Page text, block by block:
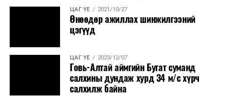
ЦАГ ҮЕ 2021/10/27
Өнөөдөр ажиллах шинжилгээний
цэгүүд
ЦАГ ҮЕ 2023/12/07
Говь-Алтай аймгийн Бугат суманд
салхины дундаж хурд 34 м/с хүрч
салхилж байна